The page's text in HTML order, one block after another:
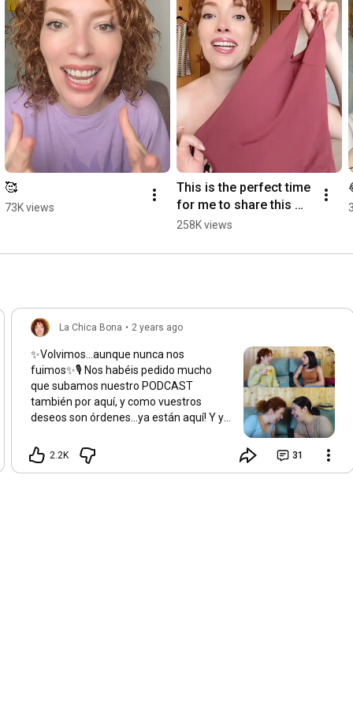
🥰
73K views
This is the perfect time
for me to share this
hack with you again🥰
258K views
La Chica Bona • 2 years ago
✨Volvimos…aunque nunca nos
fuimos✨🎙️ Nos habéis pedido mucho
que subamos nuestro PODCAST
también por aquí, y como vuestros
deseos son órdenes…ya están aquí! Y ya
🙌🏻Cual producción de Netflix y con
mucha ilusión, os informamos de que
2.2K 31